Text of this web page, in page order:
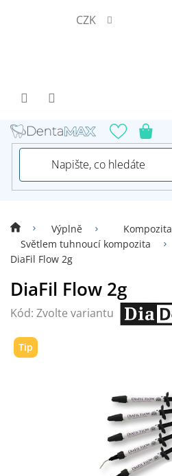
CZK
Výplně
Kompozita
Světlem tuhnoucí kompozita
DiaFil Flow 2g
DiaFil Flow 2g
Kód: Zvolte variantu
Tip